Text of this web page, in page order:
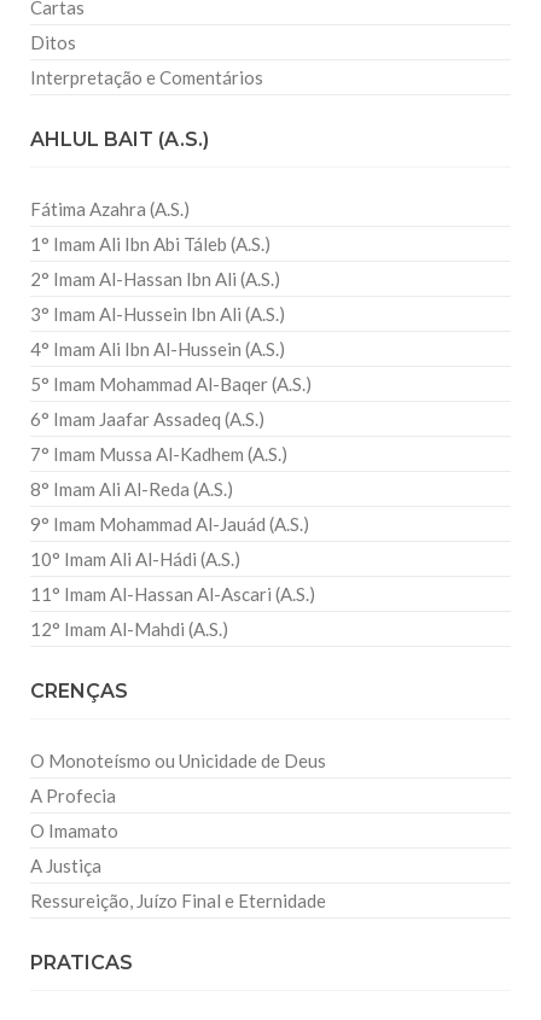
Cartas
Ditos
Interpretação e Comentários
AHLUL BAIT (A.S.)
Fátima Azahra (A.S.)
1° Imam Ali Ibn Abi Táleb (A.S.)
2° Imam Al-Hassan Ibn Ali (A.S.)
3° Imam Al-Hussein Ibn Ali (A.S.)
4° Imam Ali Ibn Al-Hussein (A.S.)
5° Imam Mohammad Al-Baqer (A.S.)
6° Imam Jaafar Assadeq (A.S.)
7° Imam Mussa Al-Kadhem (A.S.)
8° Imam Ali Al-Reda (A.S.)
9° Imam Mohammad Al-Jauád (A.S.)
10° Imam Ali Al-Hádi (A.S.)
11° Imam Al-Hassan Al-Ascari (A.S.)
12° Imam Al-Mahdi (A.S.)
CRENÇAS
O Monoteísmo ou Unicidade de Deus
A Profecia
O Imamato
A Justiça
Ressureição, Juízo Final e Eternidade
PRATICAS